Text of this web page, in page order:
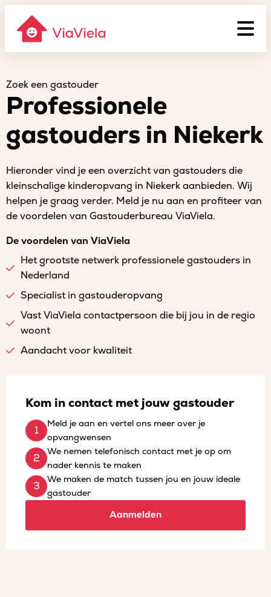
Zoek een gastouder
Professionele
gastouders in Niekerk
Hieronder vind je een overzicht van gastouders die
kleinschalige kinderopvang in Niekerk aanbieden. Wij
helpen je graag verder. Meld je nu aan en profiteer van
de voordelen van Gastouderbureau ViaViela.
De voordelen van ViaViela
Het grootste netwerk professionele gastouders in
Nederland
Specialist in gastouderopvang
Vast ViaViela contactpersoon die bij jou in de regio
woont
Aandacht voor kwaliteit
Kom in contact met jouw gastouder
Meld je aan en vertel ons meer over je
opvangwensen
We nemen telefonisch contact met je op om
nader kennis te maken
We maken de match tussen jou en jouw ideale
gastouder
Aanmelden